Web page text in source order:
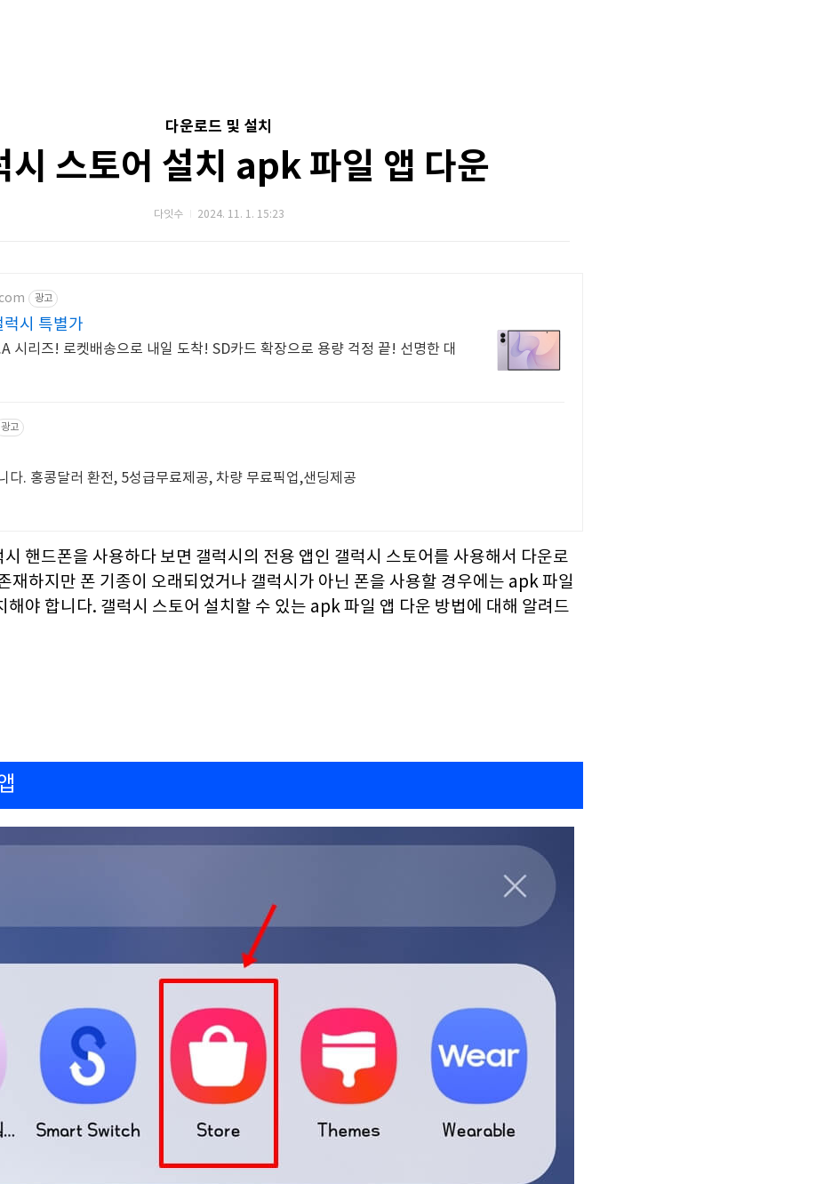
다운로드 및 설치
시 스토어 설치 apk 파일 앱 다운
다잇수 2024. 11. 1. 15:23
광고
시 특별가
시리즈! 로켓배송으로 내일 도착! SD카드 확장으로 용량 걱정 끝! 선명한 대
광고
다. 홍콩달러 환전, 5성급무료제공, 차량 무료픽업,샌딩제공
핸드폰을 사용하다 보면 갤럭시의 전용 앱인 갤럭시 스토어를 사용해서 다운로
재하지만 폰 기종이 오래되었거나 갤럭시가 아닌 폰을 사용할 경우에는 apk 파일
해야 합니다. 갤럭시 스토어 설치할 수 있는 apk 파일 앱 다운 방법에 대해 알려드